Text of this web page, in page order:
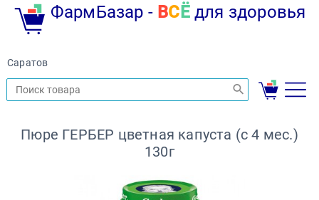
ФармБазар - ВС Ёдля здоровья
Саратов
Пюре ГЕРБЕР цветная капуста (с 4 мес.)
130г